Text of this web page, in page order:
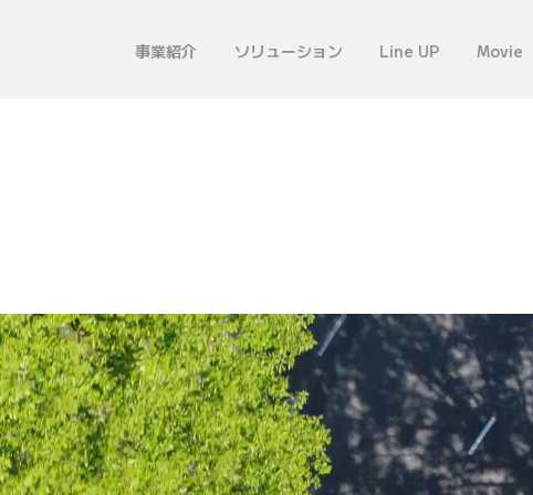
事業紹介 ソリューション Line UP Movie